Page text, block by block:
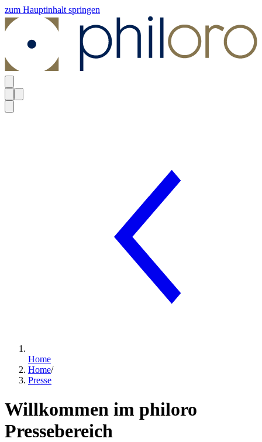
zum Hauptinhalt springen
Home
Home/
Presse
Willkommen im philoro
Pressebereich